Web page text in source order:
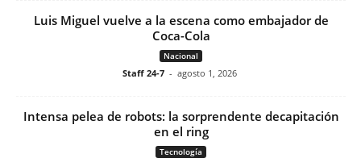
Luis Miguel vuelve a la escena como embajador de
Coca-Cola
Nacional
Staff 24-7 - agosto 1, 2026
Intensa pelea de robots: la sorprendente decapitación
en el ring
Tecnología